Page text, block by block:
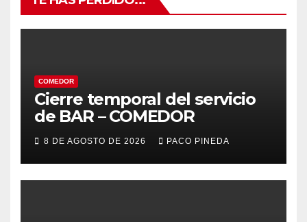
COMEDOR
Cierre temporal del servicio
de BAR – COMEDOR
8 DE AGOSTO DE 2026 PACO PINEDA